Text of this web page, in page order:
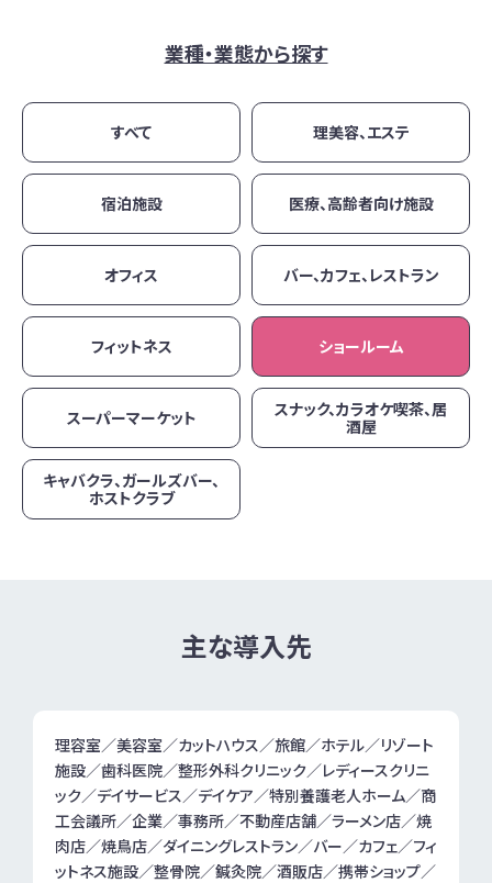
業種・業態から探す
すべて 理美容、エステ
宿泊施設 医療、高齢者向け施設
オフィス バー、カフェ、レストラン
フィットネス ショールーム
スーパーマーケット
スナック、カラオケ喫茶、居
酒屋
キャバクラ、ガールズバー、
ホストクラブ
主な導入先
理容室／美容室／カットハウス／旅館／ホテル／リゾート
施設／歯科医院／整形外科クリニック／レディースクリニ
ック／デイサービス／デイケア／特別養護老人ホーム／商
工会議所／企業／事務所／不動産店舗／ラーメン店／焼
肉店／焼鳥店／ダイニングレストラン／バー／カフェ／フィ
ットネス施設／整骨院／鍼灸院／酒販店／携帯ショップ／